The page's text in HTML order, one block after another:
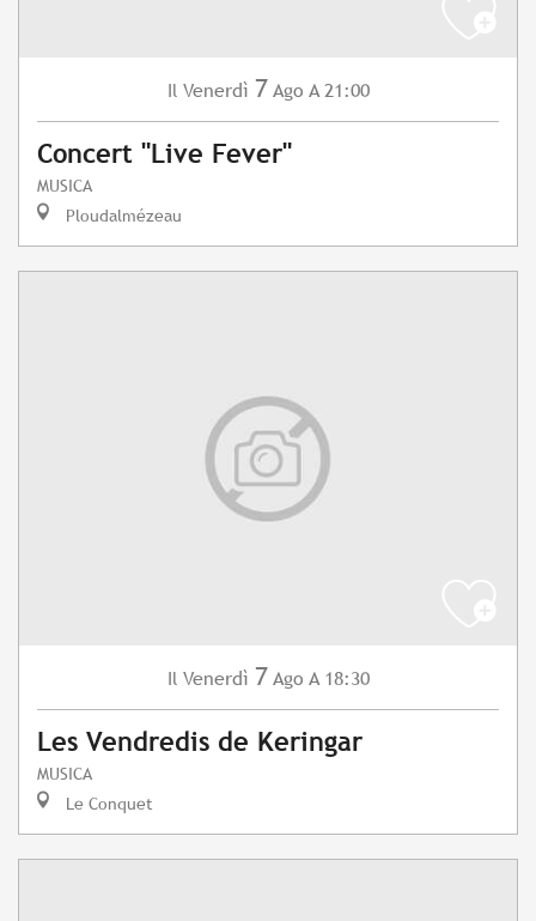
Il Venerdì 7 Ago A 21:00
Concert "Live Fever"
MUSICA
Ploudalmézeau
Il Venerdì 7 Ago A 18:30
Les Vendredis de Keringar
MUSICA
Le Conquet